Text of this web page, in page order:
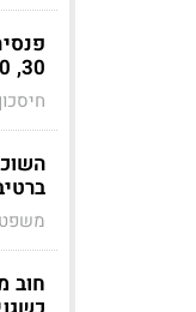
30, 40, 50 ו-60
משפט